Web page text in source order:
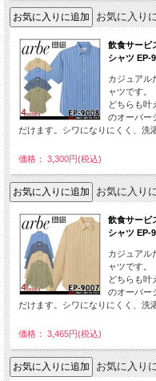
お気に入り
飲食サービ
シャツ EP-
カジュアル
ャツです。
どちらも叶
のオーバー
だけます。シワになりにくく、洗
価格： 3,300円(税込)
お気に入り
飲食サービ
シャツ EP-
カジュアル
ャツです。
どちらも叶
のオーバー
だけます。シワになりにくく、洗
価格： 3,465円(税込)
お気に入り